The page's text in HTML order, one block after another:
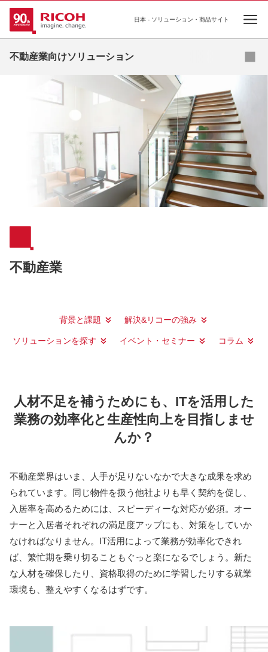
日本 - ソリューション・商品サイト
不動産業向けソリューション
ソリューション
不動産業
背景と課題 解決&リコーの強み
ソリューションを探す イベント・セミナー コラム
人材不足を補うためにも、ITを活用した
業務の効率化と生産性向上を目指しませ
んか？
不動産業界はいま、人手が足りないなかで大きな成果を求め
られています。同じ物件を扱う他社よりも早く契約を促し、
入居率を高めるためには、スピーディーな対応が必須。オー
ナーと入居者それぞれの満足度アップにも、対策をしていか
なければなりません。IT活用によって業務が効率化できれ
ば、繁忙期を乗り切ることもぐっと楽になるでしょう。新た
な人材を確保したり、資格取得のために学習したりする就業
環境も、整えやすくなるはずです。